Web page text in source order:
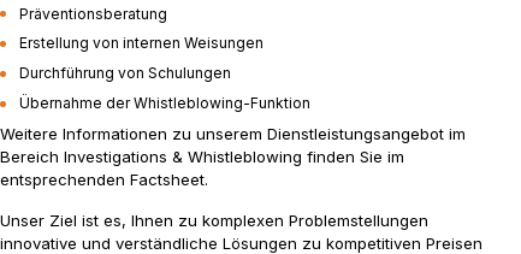
Präventionsberatung
Erstellung von internen Weisungen
Durchführung von Schulungen
Übernahme der Whistleblowing-Funktion
Weitere Informationen zu unserem Dienstleistungsangebot im
Bereich Investigations & Whistleblowing finden Sie im
entsprechenden Factsheet.
Unser Ziel ist es, Ihnen zu komplexen Problemstellungen
innovative und verständliche Lösungen zu kompetitiven Preisen